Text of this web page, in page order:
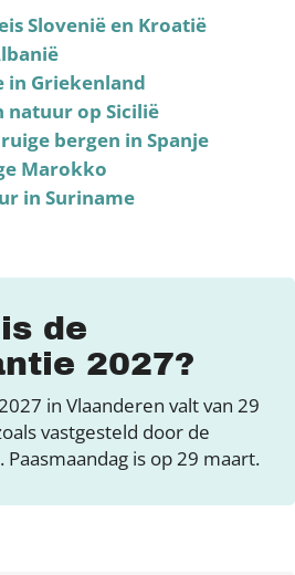
Slovenië en Kroatië
in Griekenland
natuur op Sicilië
bergen in Spanje
Marokko
in Suriname
de
2027?
in Vlaanderen valt van 29
vastgesteld door de
. Paasmaandag is op 29 maart.